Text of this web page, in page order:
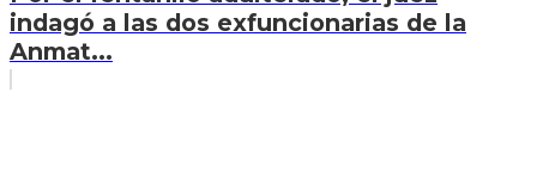
indagó a las dos exfuncionarias de la
Anmat...